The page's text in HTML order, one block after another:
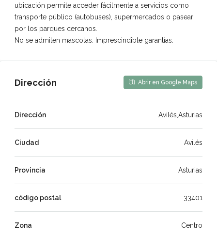
ubicación permite acceder fácilmente a servicios como
transporte público (autobuses), supermercados o pasear
por los parques cercanos.
No se admiten mascotas. Imprescindible garantías.
Dirección Abrir en Google Maps
Dirección Avilés,Asturias
Ciudad Avilés
Provincia Asturias
código postal 33401
Zona Centro